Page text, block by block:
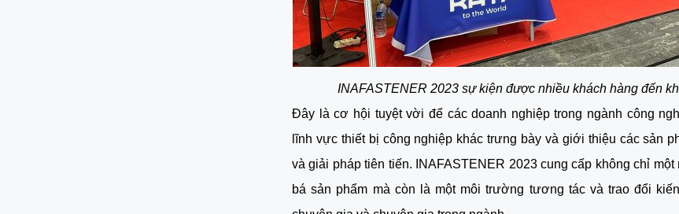
INAFASTENER 2023 sự kiện được nhiều khách hàng đến
Đây là cơ hội tuyệt vời để các doanh nghiệp trong ngành công
lĩnh vực thiết bị công nghiệp khác trưng bày và giới thiệu các sản
và giải pháp tiên tiến. INAFASTENER 2023 cung cấp không chỉ một
bá sản phẩm mà còn là một môi trường tương tác và trao đổi